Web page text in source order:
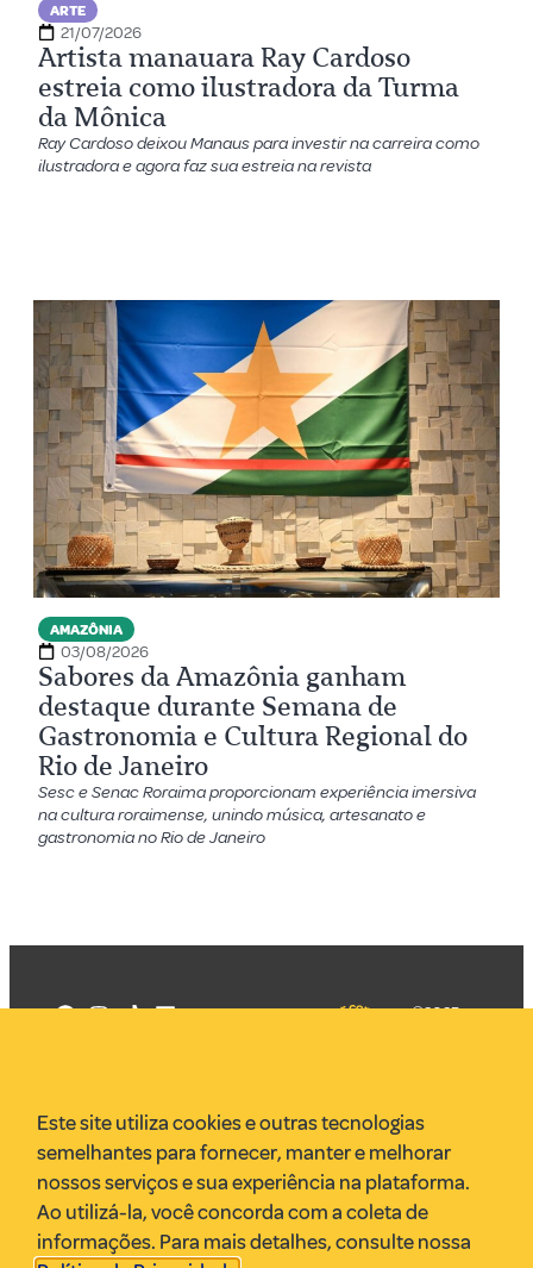
ARTE
21/07/2026
Artista manauara Ray Cardoso
estreia como ilustradora da Turma
da Mônica
Ray Cardoso deixou Manaus para investir na carreira como
ilustradora e agora faz sua estreia na revista
AMAZÔNIA
03/08/2026
Sabores da Amazônia ganham
destaque durante Semana de
Gastronomia e Cultura Regional do
Rio de Janeiro
Sesc e Senac Roraima proporcionam experiência imersiva
na cultura roraimense, unindo música, artesanato e
gastronomia no Rio de Janeiro
VR Assessoria
Parcerias
Envie uma pauta
Anuncie
©2025
Este site utiliza cookies e outras tecnologias
semelhantes para fornecer, manter e melhorar
nossos serviços e sua experiência na plataforma.
Ao utilizá-la, você concorda com a coleta de
informações. Para mais detalhes, consulte nossa